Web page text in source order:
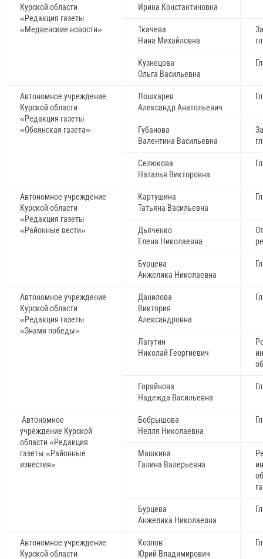
Курской области
«Редакция газеты
«Медвенские новости»
Ирина Константиновна
Ткачева
Нина Михайловна
Кузнецова
Ольга Васильевна
Автономное учреждение
Курской области
«Редакция газеты
«Обоянская газета»
Лошкарев
Александр Анатольевич
Губанова
Валентина Васильевна
Селюкова
Наталья Викторовна
Автономное учреждение
Курской области
«Редакция газеты
«Районные вести»
Картушина
Татьяна Васильевна
Дьяченко
Елена Николаевна
Бурцева
Анжелика Николаевна
Автономное учреждение
Курской области
«Редакция газеты
«Знамя победы»
Данилова
Виктория
Александровна
Лагутин
Николай Георгиевич
Горяйнова
Надежда Васильевна
Автономное
учреждение Курской
области «Редакция
газеты «Районные
известия»
Бобрышова
Нелля Николаевна
Машкина
Галина Валерьевна
Бурцева
Анжелика Николаевна
Автономное учреждение
Курской области
Козлов
Юрий Владимирович